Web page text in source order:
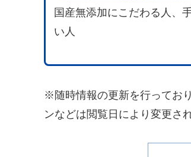
国産無添加にこだわる人、
い人
※随時情報の更新を行ってお
ンなどは閲覧日により変更さ